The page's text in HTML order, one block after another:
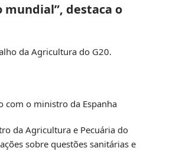
mundial”, destaca o
da Agricultura do G20.
com o ministro da Espanha
da Agricultura e Pecuária do
sobre questões sanitárias e